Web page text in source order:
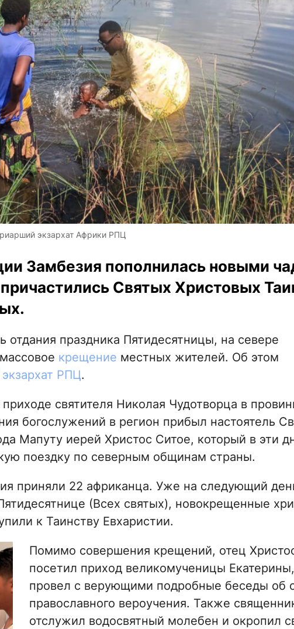
экзархат Африки РПЦ
Замбезия пополнилась новыми
Святых Христовых
отдания праздника Пятидесятницы, на севере
крещение местных жителей. Об этом
РПЦ.
святителя Николая Чудотворца в
богослужений в регион прибыл настоятель
Мапуту иерей Христос Ситое, который в эти
поездку по северным общинам страны.
приняли 22 африканца. Уже на следующий
(Всех святых), новокрещенные
к Таинству Евхаристии.
Помимо совершения крещений, отец
посетил приход великомученицы
провел с верующими подробные беседы об
православного вероучения. Также
отслужил водосвятный молебен и окропил